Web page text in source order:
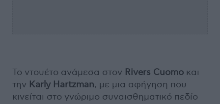
Το ντουέτο ανάμεσα στον Rivers Cuomo και
την Karly Hartzman, με μια αφήγηση που
κινείται στο γνώριμο συναισθηματικό πεδίο